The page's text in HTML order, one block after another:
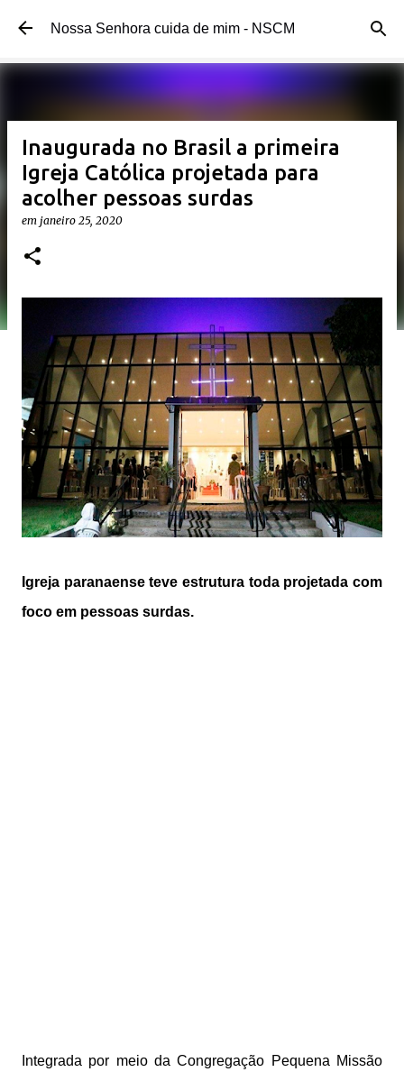
Pular para o conteúdo principal
Nossa Senhora cuida de mim - NSCM
Inaugurada no Brasil a primeira
Igreja Católica projetada para
acolher pessoas surdas
em janeiro 25, 2020
Igreja paranaense teve estrutura toda projetada com
foco em pessoas surdas.
Integrada por meio da Congregação Pequena Missão